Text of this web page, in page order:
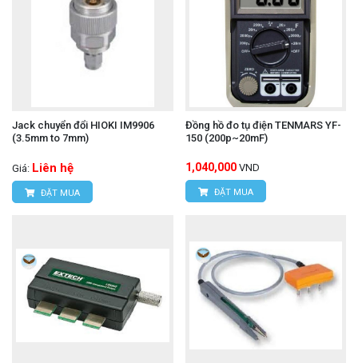
Jack chuyển đổi HIOKI IM9906
(3.5mm to 7mm)
Giá: Liên hệ
ĐẶT MUA
Đồng hồ đo tụ điện TENMARS YF-
150 (200p~20mF)
1,040,000 VND
ĐẶT MUA